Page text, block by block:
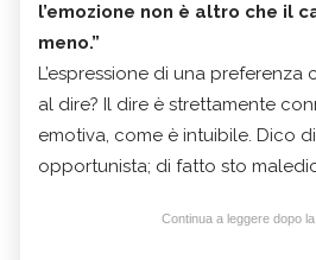
l’emozione non è altro che il
meno.”
L’espressione di una preferenza
al dire? Il dire è strettamente
emotiva, come è intuibile. Dico
opportunista; di fatto sto
Continua a leggere dopo